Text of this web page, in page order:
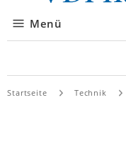
Menü
Startseite Technik